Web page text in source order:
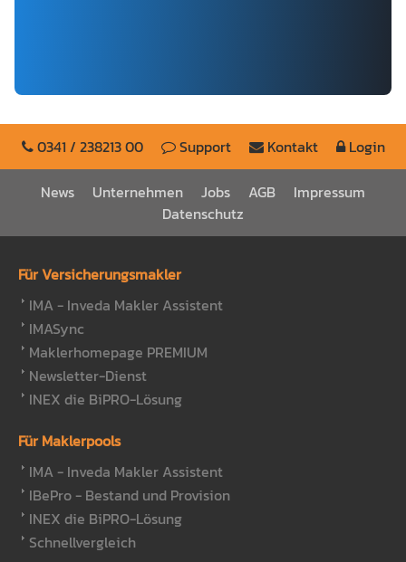
0341 / 238213 00 Support Kontakt Login
News Unternehmen Jobs AGB
Impressum
Datenschutz
Für Versicherungsmakler
IMA - Inveda Makler Assistent
IMASync
Maklerhomepage PREMIUM
Newsletter-Dienst
INEX die BiPRO-Lösung
Für Maklerpools
IMA - Inveda Makler Assistent
IBePro - Bestand und Provision
INEX die BiPRO-Lösung
Schnellvergleich